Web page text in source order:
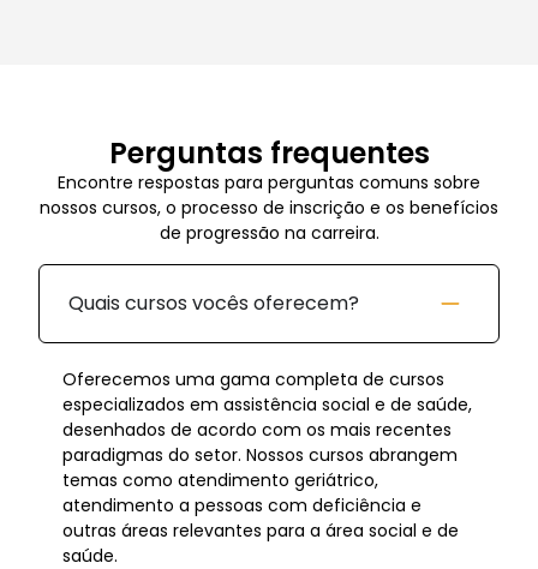
Perguntas frequentes
Encontre respostas para perguntas comuns sobre
nossos cursos, o processo de inscrição e os benefícios
de progressão na carreira.
Quais cursos vocês oferecem?
Oferecemos uma gama completa de cursos
especializados em assistência social e de saúde,
desenhados de acordo com os mais recentes
paradigmas do setor. Nossos cursos abrangem
temas como atendimento geriátrico,
atendimento a pessoas com deficiência e
outras áreas relevantes para a área social e de
saúde.